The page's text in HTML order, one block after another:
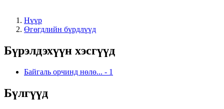
Нүүр
Өгөгдлийн бүрдлүүд
Бүрэлдэхүүн хэсгүүд
Байгаль орчинд нөлө... - 1
Бүлгүүд